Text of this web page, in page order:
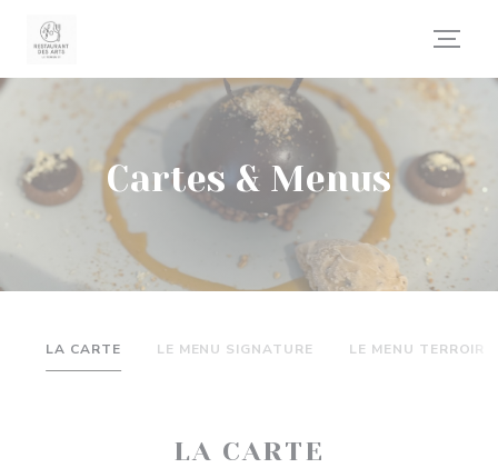
Cartes & Menus
LA CARTE LE MENU SIGNATURE LE MENU TERROIR
LA CARTE